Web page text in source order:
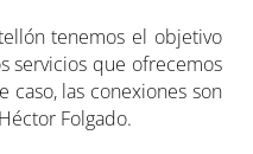
tenemos el objetivo
servicios que ofrecemos
caso, las conexiones son
Folgado.